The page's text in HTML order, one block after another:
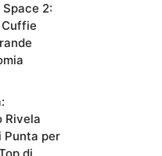
2:
Rivela
per